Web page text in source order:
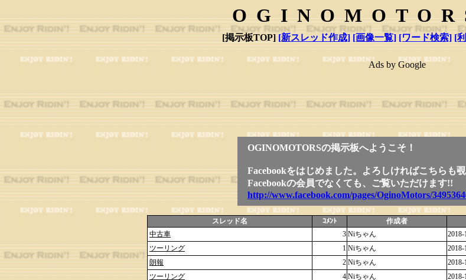
[掲示板TOP][新スレッド作成] [画像一覧] [ワード検索] [
Ads by Google
OGINOMOTORSの掲示板へようこそ！
Facebookをはじめました。よろしければこちらも
Facebookの会員でなくても、ご覧いただけます!!
http://www.facebook.com/pages/OginoMotors/
スレッド名 ｺﾒﾝﾄ 作成者
中古車
3 Niちゃん 2018-
ツーリング
1 Niちゃん 2018-
朗報
2 Niちゃん 2018-
ツーリング
4 Niちゃん 2018-